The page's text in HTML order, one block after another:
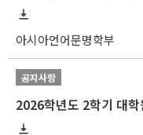
아시아언어문명학부
공지사항
2026학년도 2학기 대